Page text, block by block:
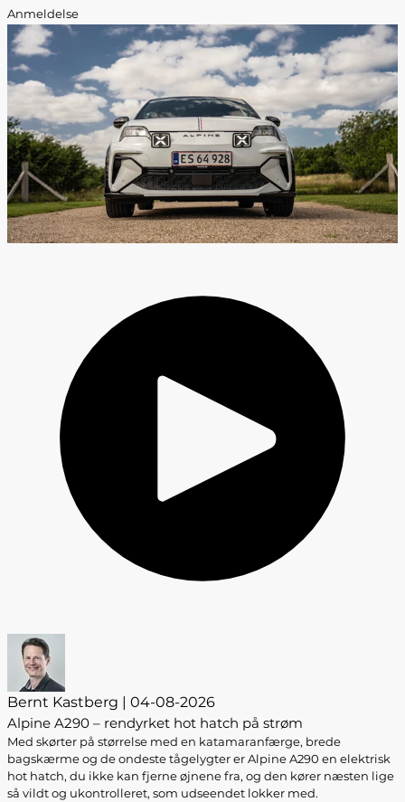
Anmeldelse
Bernt Kastberg | 04-08-2026
Alpine A290 – rendyrket hot hatch på strøm
Med skørter på størrelse med en katamaranfærge, brede
bagskærme og de ondeste tågelygter er Alpine A290 en elektrisk
hot hatch, du ikke kan fjerne øjnene fra, og den kører næsten lige
så vildt og ukontrolleret, som udseendet lokker med.